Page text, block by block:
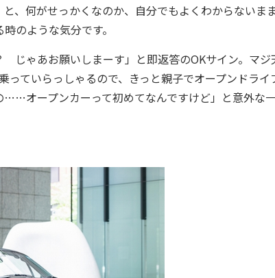
何がせっかくなのか、自分でもよくわからないま
のような気分です。
ゃあお願いしまーす」と即返答のOKサイン。マジ
ていらっしゃるので、きっと親子でオープンドライ
オープンカーって初めてなんですけど」と意外な